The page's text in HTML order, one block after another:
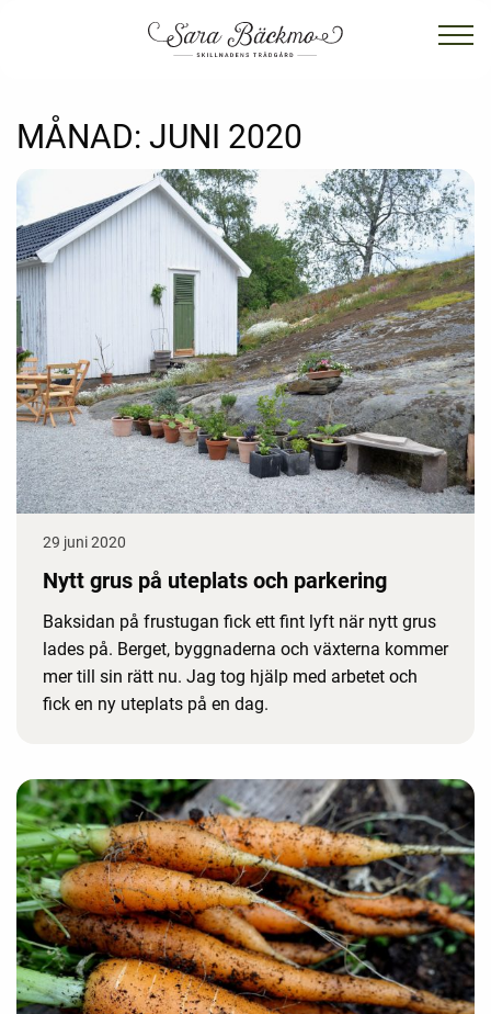
MÅNAD: JUNI 2020
29 juni 2020
Nytt grus på uteplats och parkering
Baksidan på frustugan fick ett fint lyft när nytt grus
lades på. Berget, byggnaderna och växterna kommer
mer till sin rätt nu. Jag tog hjälp med arbetet och
fick en ny uteplats på en dag.